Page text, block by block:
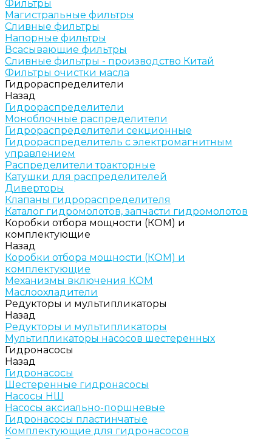
Фильтры
Магистральные фильтры
Сливные фильтры
Напорные фильтры
Всасывающие фильтры
Сливные фильтры - производство Китай
Фильтры очистки масла
Гидрораспределители
Назад
Гидрораспределители
Моноблочные распределители
Гидрораспределители секционные
Гидрораспределитель с электромагнитным
управлением
Распределители тракторные
Катушки для распределителей
Диверторы
Клапаны гидрораспределителя
Каталог гидромолотов, запчасти гидромолотов
Коробки отбора мощности (КОМ) и
комплектующие
Назад
Коробки отбора мощности (КОМ) и
комплектующие
Механизмы включения КОМ
Маслоохладители
Редукторы и мультипликаторы
Назад
Редукторы и мультипликаторы
Мультипликаторы насосов шестеренных
Гидронасосы
Назад
Гидронасосы
Шестеренные гидронасосы
Насосы НШ
Насосы аксиально-поршневые
Гидронасосы пластинчатые
Комплектующие для гидронасосов